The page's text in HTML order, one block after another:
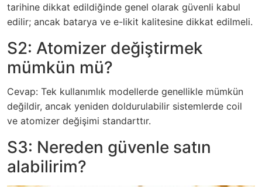
tarihine dikkat edildiğinde genel olarak güvenli kabul
edilir; ancak batarya ve e-likit kalitesine dikkat edilmeli.
S2: Atomizer değiştirmek
mümkün mü?
Cevap: Tek kullanımlık modellerde genellikle mümkün
değildir, ancak yeniden doldurulabilir sistemlerde coil
ve atomizer değişimi standarttır.
S3: Nereden güvenle satın
alabilirim?